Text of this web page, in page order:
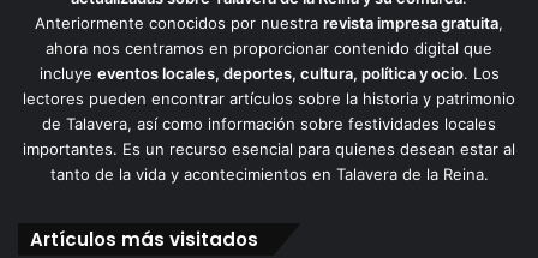
Anteriormente conocidos por nuestra revista impresa gratuita,
ahora nos centramos en proporcionar contenido digital que
incluye eventos locales, deportes, cultura, política y ocio. Los
lectores pueden encontrar artículos sobre la historia y patrimonio
de Talavera, así como información sobre festividades locales
importantes. Es un recurso esencial para quienes desean estar al
tanto de la vida y acontecimientos en Talavera de la Reina.
Artículos más visitados